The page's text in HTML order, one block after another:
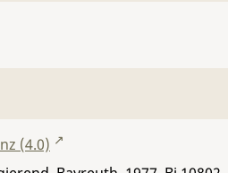
(4.0)